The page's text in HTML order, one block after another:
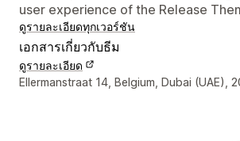
user experience of the Release
ดูรายละเอียดทุกเวอร์ชัน
เอกสารเกี่ยวกับธีม
ดูรายละเอียด
รายละเอียดการติดต่อผู้ออกแบบ
Ellermanstraat 14, Belgium, Dubai (UAE),